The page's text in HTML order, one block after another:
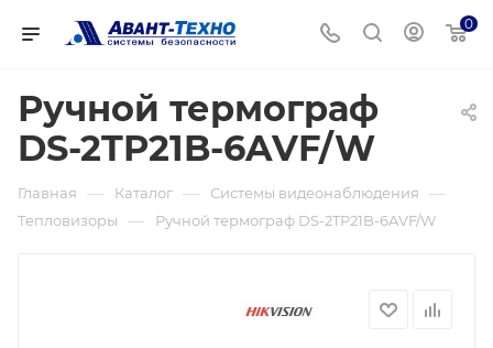
0
Ручной термограф
DS-2TP21B-6AVF/W
Главная — Каталог — Системы видеонаблюдения —
Тепловизоры — Ручной термограф DS-2TP21B-6AVF/W